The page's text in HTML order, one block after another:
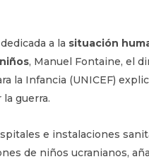
dedicada a la situación
niños, Manuel Fontaine, el
la Infancia (UNICEF)
guerra.
e instalaciones
de niños ucranianos,